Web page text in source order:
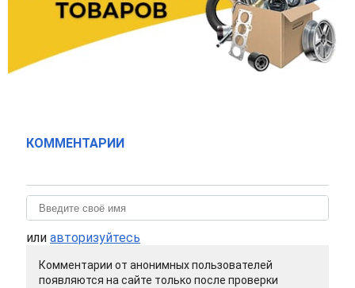
КОММЕНТАРИИ
или авторизуйтесь
Комментарии от анонимных пользователей
появляются на сайте только после проверки